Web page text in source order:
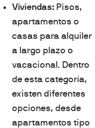
Viviendas: Pisos,
apartamentos o
casas para alquiler
a largo plazo o
vacacional. Dentro
de esta categoría,
existen diferentes
opciones, desde
apartamentos tipo